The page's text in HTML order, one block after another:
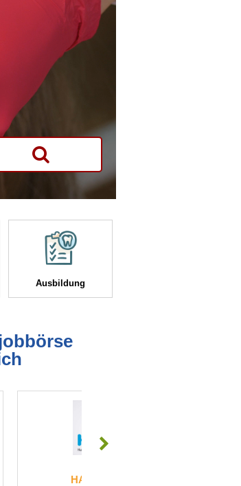
Ausbildung
HASS Corp.